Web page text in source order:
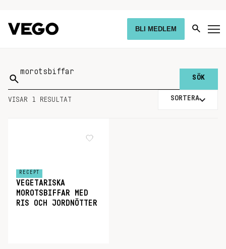
BLI MEDLEM
Sök
på:
VISAR 1 RESULTAT SORTERA
RECEPT
VEGETARISKA
MOROTSBIFFAR MED
RIS OCH JORDNÖTTER